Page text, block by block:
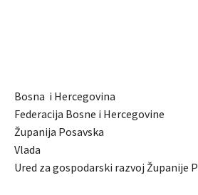
Bosna i Hercegovina
Federacija Bosne i Hercegovine
Županija Posavska
Vlada
Ured za gospodarski razvoj Županije